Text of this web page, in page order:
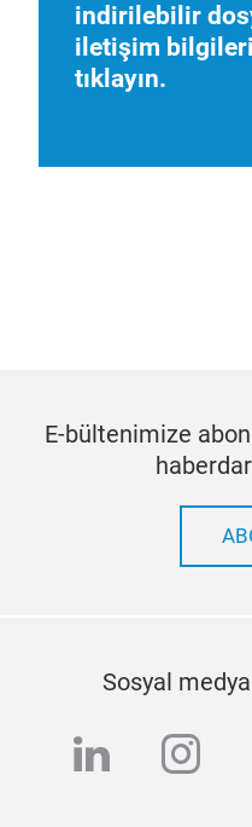
indirilebilir
iletişim
tıklayın.
E-bültenimize
Sosyal
linkedin